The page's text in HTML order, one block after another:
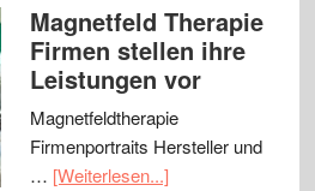
Magnetfeld Therapie
Firmen stellen ihre
Leistungen vor
Magnetfeldtherapie
Firmenportraits Hersteller und
… [Weiterlesen...]